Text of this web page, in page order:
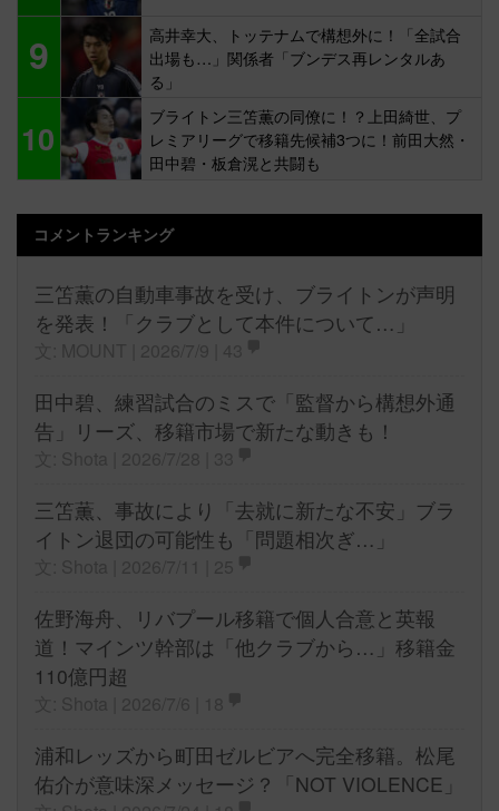
9
高井幸大、トッテナムで構想外に！「全試合
出場も…」関係者「ブンデス再レンタルあ
る」
10
ブライトン三笘薫の同僚に！？上田綺世、プ
レミアリーグで移籍先候補3つに！前田大然・
田中碧・板倉滉と共闘も
コメントランキング
三笘薫の自動車事故を受け、ブライトンが声明
を発表！「クラブとして本件について…」
田中碧、練習試合のミスで「監督から構想外通
告」リーズ、移籍市場で新たな動きも！
三笘薫、事故により「去就に新たな不安」ブラ
イトン退団の可能性も「問題相次ぎ…」
佐野海舟、リバプール移籍で個人合意と英報
道！マインツ幹部は「他クラブから…」移籍金
110億円超
浦和レッズから町田ゼルビアへ完全移籍。松尾
佑介が意味深メッセージ？「NOT VIOLENCE」